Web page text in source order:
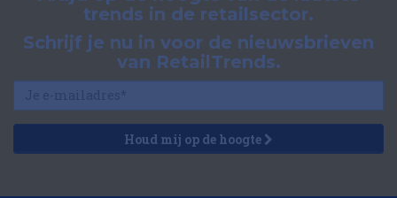
trends in de retailsector.
Schrijf je nu in voor de nieuwsbrieven
van RetailTrends.
Houd mij op de hoogte